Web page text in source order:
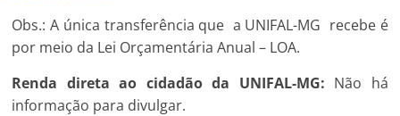
Obs.: A única transferência que a UNIFAL-MG recebe é
por meio da Lei Orçamentária Anual – LOA.
Renda direta ao cidadão da UNIFAL-MG: Não há
informação para divulgar.